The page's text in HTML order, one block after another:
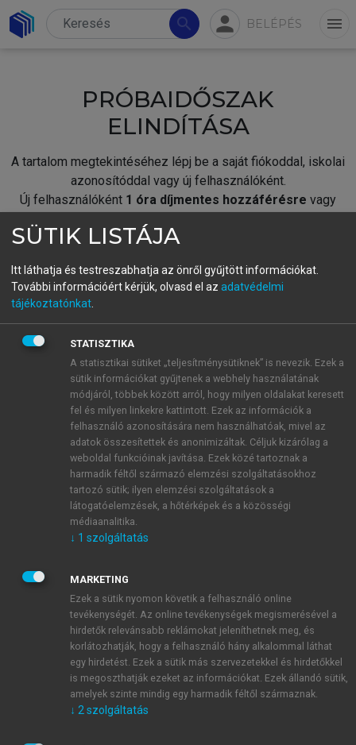
search person BELÉPÉS menu
PRÓBAIDŐSZAK
ELINDÍTÁSA
A tartalom megtekintéséhez lépj be a saját fiókoddal, iskolai
azonosítóddal vagy új felhasználóként.
Új felhasználóként 1 óra díjmentes hozzáférésre vagy
fiókoddal,vagy hozz létre új fiókot.
A regisztráció után apróbaidőszakautomatikusan
BELÉPÉS SAJÁT FIÓKKAL
ÚJ FIÓK LÉTREHOZÁSA
1 óra díjmentes hozzáférés
E-MAIL-CÍM
JELSZÓ
JELSZÓ ÚJRA
Kérek értesítést a MeRSZ újdonságairól, akcióiról.
Kérek értesítést az Akadémiai Kiadó Zrt. újdonságairól,
SÜTIK LISTÁJA
Itt láthatja és testreszabhatja az önről gyűjtött információkat.
További információért kérjük, olvasd el az adatvédelmi
tájékoztatónkat
STATISZTIKA
A statisztikai sütiket „teljesítménysütiknek” is nevezik. Ezek a
sütik információkat gyűjtenek a webhely használatának
módjáról, többek között arról, hogy milyen oldalakat keresett
fel és milyen linkekre kattintott. Ezek az információk a
felhasználó azonosítására nem használhatóak, mivel az
adatok összesítettek és anonimizáltak. Céljuk kizárólag a
weboldal funkcióinak javítása. Ezek közé tartoznak a
harmadik féltől származó elemzési szolgáltatásokhoz
tartozó sütik; ilyen elemzési szolgáltatások a
látogatóelemzések, a hőtérképek és a közösségi
médiaanalitika.
↓ 1 szolgáltatás
MARKETING
Ezek a sütik nyomon követik a felhasználó online
tevékenységét. Az online tevékenységek megismerésével a
hirdetők relevánsabb reklámokat jeleníthetnek meg, és
korlátozhatják, hogy a felhasználó hány alkalommal láthat
egy hirdetést. Ezek a sütik más szervezetekkel és hirdetőkkel
is megoszthatják ezeket az információkat. Ezek állandó sütik,
amelyek szinte mindig egy harmadik féltől származnak.
↓ 2 szolgáltatás